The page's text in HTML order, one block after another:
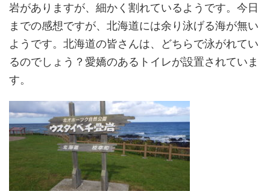
岩がありますが、細かく割れているようです。今日
までの感想ですが、北海道には余り泳げる海が無い
ようです。北海道の皆さんは、どちらで泳がれてい
るのでしょう？愛嬌のあるトイレが設置されていま
す。